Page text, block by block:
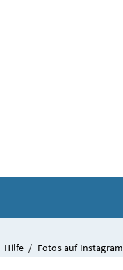
Hilfe / Fotos auf Instagram